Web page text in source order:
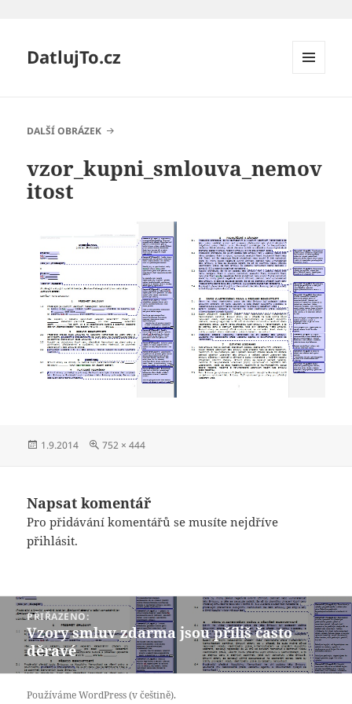
DatlujTo.cz
DALŠÍ OBRÁZEK
vzor_kupni_smlouva_nemov
itost
Publikováno:
1.9.2014
Původní
752 × 444
Napsat komentář
Pro přidávání komentářů se musíte nejdříve
přihlásit.
Navigace
pro
příspěvek
PŘIŘAZENO:
Vzory smluv zdarma jsou příliš často
děravé
Používáme WordPress (v češtině).